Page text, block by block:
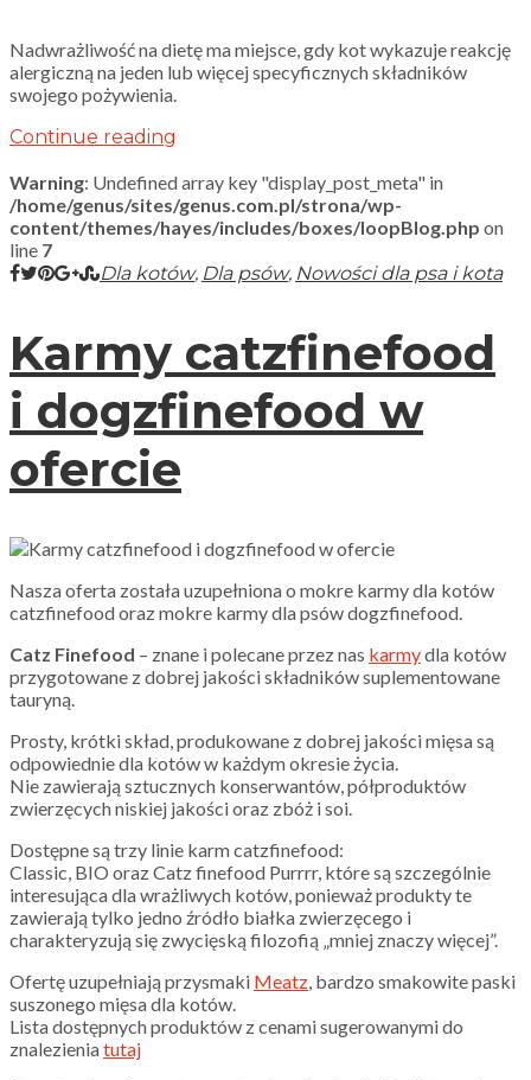
Nadwrażliwość na dietę ma miejsce, gdy kot wykazuje reakcję
alergiczną na jeden lub więcej specyficznych składników
swojego pożywienia.
Continue reading
Warning: Undefined array key "display_post_meta" in
/home/genus/sites/genus.com.pl/strona/wp-
content/themes/hayes/includes/boxes/loopBlog.php on
line 7
Dla kotów, Dla psów, Nowości dla psa i kota
Karmy catzfinefood
i dogzfinefood w
ofercie
Nasza oferta została uzupełniona o mokre karmy dla kotów
catzfinefood oraz mokre karmy dla psów dogzfinefood.
Catz Finefood – znane i polecane przez nas karmydla kotów
przygotowane z dobrej jakości składników suplementowane
tauryną.
Prosty, krótki skład, produkowane z dobrej jakości mięsa są
odpowiednie dla kotów w każdym okresie życia.
Nie zawierają sztucznych konserwantów, półproduktów
zwierzęcych niskiej jakości oraz zbóż i soi.
Dostępne są trzy linie karm catzfinefood:
Classic, BIO oraz Catz finefood Purrrr, które są szczególnie
interesująca dla wrażliwych kotów, ponieważ produkty te
zawierają tylko jedno źródło białka zwierzęcego i
charakteryzują się zwycięską filozofią „mniej znaczy więcej”.
Ofertę uzupełniają przysmaki Meatz, bardzo smakowite paski
suszonego mięsa dla kotów.
Lista dostępnych produktów z cenami sugerowanymi do
znalezieniatutaj